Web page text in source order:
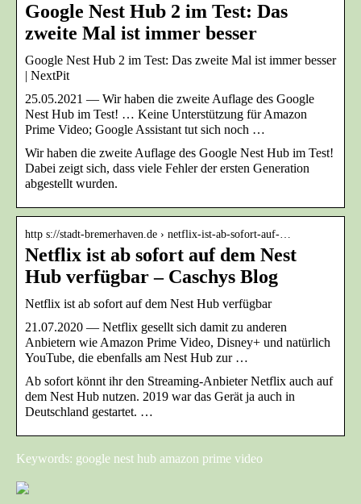
Google Nest Hub 2 im Test: Das
zweite Mal ist immer besser
Google Nest Hub 2 im Test: Das zweite Mal ist immer besser
| NextPit
25.05.2021 — Wir haben die zweite Auflage des Google
Nest Hub im Test! … Keine Unterstützung für Amazon
Prime Video; Google Assistant tut sich noch …
Wir haben die zweite Auflage des Google Nest Hub im Test!
Dabei zeigt sich, dass viele Fehler der ersten Generation
abgestellt wurden.
http s://stadt-bremerhaven.de › netflix-ist-ab-sofort-auf-…
Netflix ist ab sofort auf dem Nest
Hub verfügbar – Caschys Blog
Netflix ist ab sofort auf dem Nest Hub verfügbar
21.07.2020 — Netflix gesellt sich damit zu anderen
Anbietern wie Amazon Prime Video, Disney+ und natürlich
YouTube, die ebenfalls am Nest Hub zur …
Ab sofort könnt ihr den Streaming-Anbieter Netflix auch auf
dem Nest Hub nutzen. 2019 war das Gerät ja auch in
Deutschland gestartet. …
Keywords: google nest hub amazon prime video